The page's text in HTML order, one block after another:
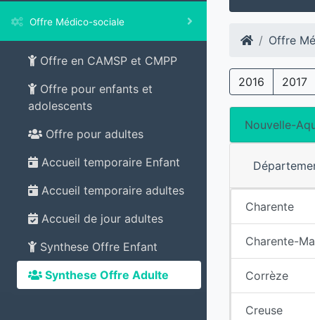
Offre Médico-sociale
Offre en CAMSP et CMPP
Offre pour enfants et
adolescents
Offre pour adultes
Accueil temporaire Enfant
Accueil temporaire adultes
Accueil de jour adultes
Synthese Offre Enfant
Synthese Offre Adulte
Offre
2016 2017
Nouvelle-
Charente
Charente-
Corrèze
Creuse